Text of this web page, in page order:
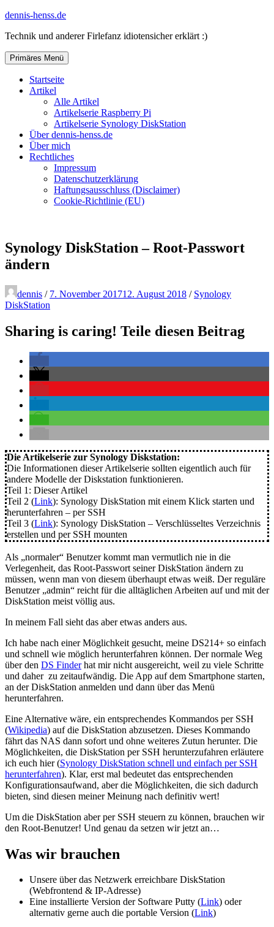
Zum
springen
dennis-henss.de
Technik und anderer Firlefanz idiotensicher erklärt :)
Primäres Menü
Startseite
Artikel
Alle Artikel
Artikelserie Raspberry Pi
Artikelserie Synology DiskStation
Über dennis-henss.de
Über mich
Rechtliches
Impressum
Datenschutzerklärung
Haftungsausschluss (Disclaimer)
Cookie-Richtlinie (EU)
Synology DiskStation – Root-Passwort
ändern
dennis / 7. November 201712. August 2018 / Synology
DiskStation
Sharing is caring! Teile diesen Beitrag
Die Artikelserie zur Synology Diskstation:
Die Informationen dieser Artikelserie sollten eigentlich auch für
andere Modelle der Diskstation funktionieren.
Teil 1: Dieser Artikel
Teil 2 (Link): Synology DiskStation mit einem Klick starten und
herunterfahren – per SSH
Teil 3 (Link): Synology DiskStation – Verschlüsseltes Verzeichnis
erstellen und per SSH mounten
Als „normaler“ Benutzer kommt man vermutlich nie in die
Verlegenheit, das Root-Passwort seiner DiskStation ändern zu
müssen, wenn man von diesem überhaupt etwas weiß. Der reguläre
Benutzer „admin“ reicht für die alltäglichen Arbeiten auf und mit der
DiskStation meist völlig aus.
In meinem Fall sieht das aber etwas anders aus.
Ich habe nach einer Möglichkeit gesucht, meine DS214+ so einfach
und schnell wie möglich herunterfahren können. Der normale Weg
über den DS Finderhat mir nicht ausgereicht, weil zu viele Schritte
und daher zu zeitaufwändig. Die App auf dem Smartphone starten,
an der DiskStation anmelden und dann über das Menü
herunterfahren.
Eine Alternative wäre, ein entsprechendes Kommandos per SSH
(Wikipedia) auf die DiskStation abzusetzen. Dieses Kommando
fährt das NAS dann sofort und ohne weiteres Zutun herunter. Die
Möglichkeiten, die DiskStation per SSH herunterzufahren erläutere
ich euch hier (Synology DiskStation schnell und einfach per SSH
herunterfahren). Klar, erst mal bedeutet das entsprechenden
Konfigurationsaufwand, aber die Möglichkeiten, die sich dadurch
bieten, sind diesen meiner Meinung nach definitiv wert!
Um die DiskStation aber per SSH steuern zu können, brauchen wir
den Root-Benutzer! Und genau da setzen wir jetzt an…
Was wir brauchen
Unsere über das Netzwerk erreichbare DiskStation
(Webfrontend & IP-Adresse)
Eine installierte Version der Software Putty (Link) oder
alternativ gerne auch die portable Version (Link)